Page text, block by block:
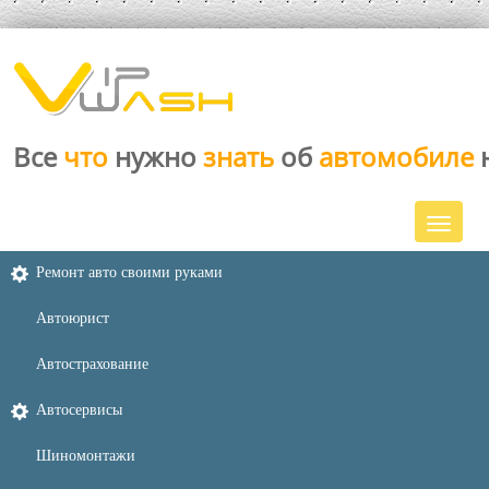
Все что нужно знать об автомобиле
Ремонт авто своими руками
Автоюрист
Автострахование
Автосервисы
Шиномонтажи